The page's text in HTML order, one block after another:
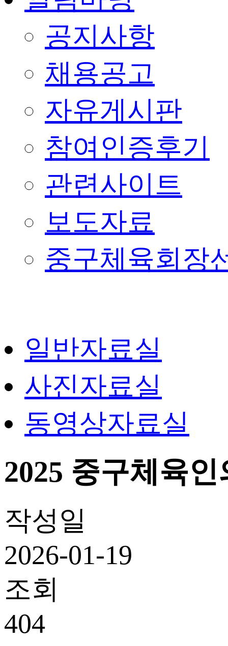
공지사항
채용공고
자유게시판
참여인증후기
관련사이트
보도자료
중구체육회장
일반자료실
사진자료실
동영상자료실
2025 중구체육
작성일
2026-01-19
조회
404